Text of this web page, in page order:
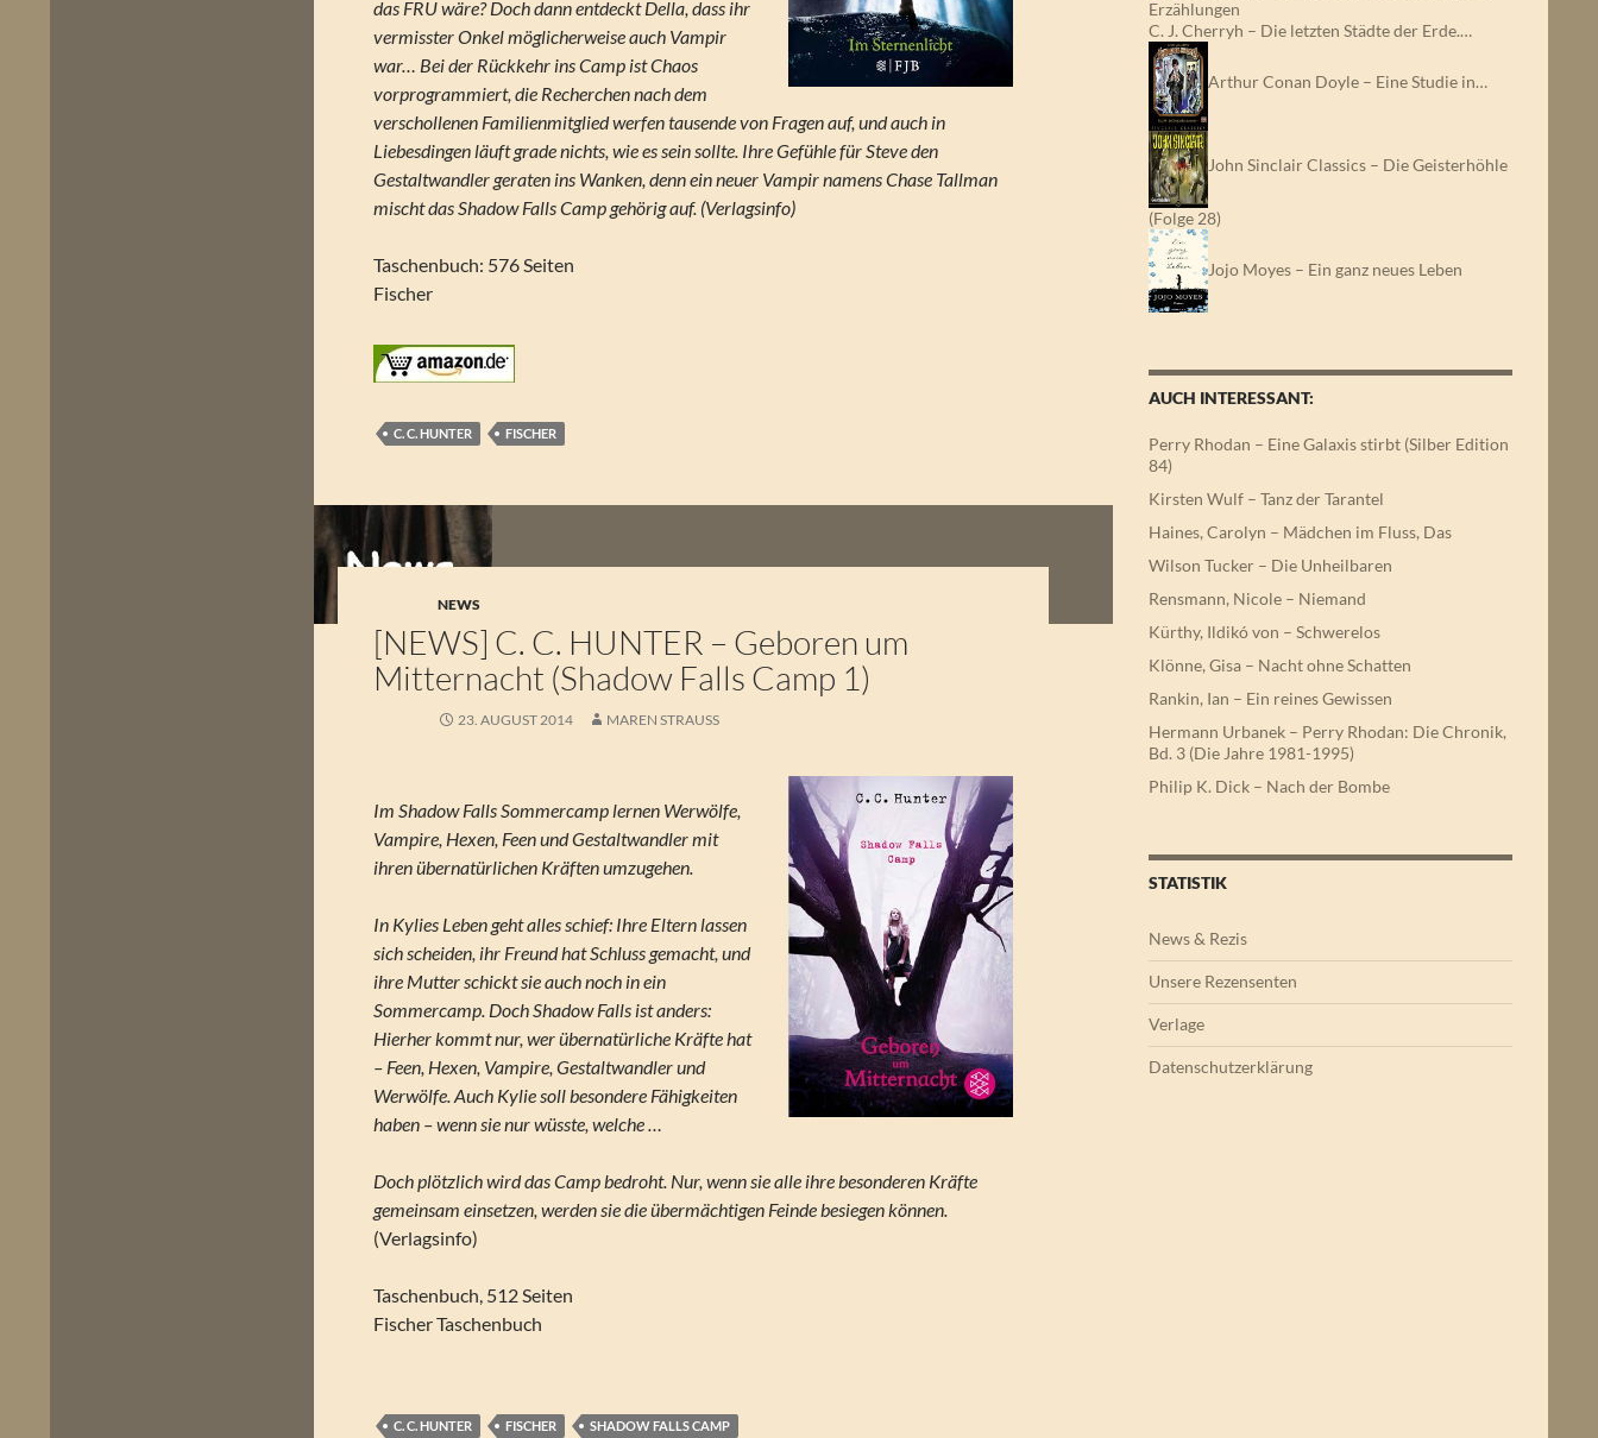
das FRU wäre? Doch dann entdeckt Della, dass ihr
vermisster Onkel möglicherweise auch Vampir
war… Bei der Rückkehr ins Camp ist Chaos
vorprogrammiert, die Recherchen nach dem
verschollenen Familienmitglied werfen tausende von Fragen auf, und auch in
Liebesdingen läuft grade nichts, wie es sein sollte. Ihre Gefühle für Steve den
Gestaltwandler geraten ins Wanken, denn ein neuer Vampir namens Chase Tallman
mischt das Shadow Falls Camp gehörig auf. (Verlagsinfo)
Taschenbuch: 576 Seiten
Fischer
C. C. HUNTER FISCHER
NEWS
[NEWS] C. C. HUNTER – Geboren um
Mitternacht (Shadow Falls Camp 1)
23. AUGUST 2014 MAREN STRAUSS
Im Shadow Falls Sommercamp lernen Werwölfe,
Vampire, Hexen, Feen und Gestaltwandler mit
ihren übernatürlichen Kräften umzugehen.
In Kylies Leben geht alles schief: Ihre Eltern lassen
sich scheiden, ihr Freund hat Schluss gemacht, und
ihre Mutter schickt sie auch noch in ein
Sommercamp. Doch Shadow Falls ist anders:
Hierher kommt nur, wer übernatürliche Kräfte hat
– Feen, Hexen, Vampire, Gestaltwandler und
Werwölfe. Auch Kylie soll besondere Fähigkeiten
haben – wenn sie nur wüsste, welche …
Doch plötzlich wird das Camp bedroht. Nur, wenn sie alle ihre besonderen Kräfte
gemeinsam einsetzen, werden sie die übermächtigen Feinde besiegen können.
(Verlagsinfo)
Taschenbuch, 512 Seiten
Fischer Taschenbuch
C. C. HUNTER FISCHER SHADOW FALLS CAMP
C. J. Cherryh – Die letzten Städte der Erde.…
Arthur Conan Doyle – Eine Studie in…
John Sinclair Classics – Die Geisterhöhle
(Folge 28)
Jojo Moyes – Ein ganz neues Leben
AUCH INTERESSANT:
Perry Rhodan – Eine Galaxis stirbt (Silber Edition
84)
Kirsten Wulf – Tanz der Tarantel
Haines, Carolyn – Mädchen im Fluss, Das
Wilson Tucker – Die Unheilbaren
Rensmann, Nicole – Niemand
Kürthy, Ildikó von – Schwerelos
Klönne, Gisa – Nacht ohne Schatten
Rankin, Ian – Ein reines Gewissen
Hermann Urbanek – Perry Rhodan: Die Chronik,
Bd. 3 (Die Jahre 1981-1995)
Philip K. Dick – Nach der Bombe
STATISTIK
News & Rezis
Unsere Rezensenten
Verlage
Datenschutzerklärung